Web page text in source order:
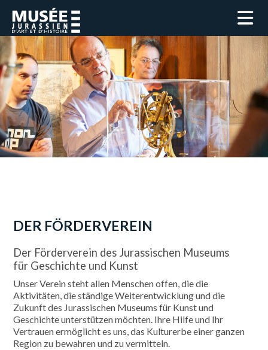
DER FÖRDERVEREIN
Der Förderverein des Jurassischen Museums
für Geschichte und Kunst
Unser Verein steht allen Menschen offen, die die
Aktivitäten, die ständige Weiterentwicklung und die
Zukunft des Jurassischen Museums für Kunst und
Geschichte unterstützen möchten. Ihre Hilfe und Ihr
Vertrauen ermöglicht es uns, das Kulturerbe einer ganzen
Region zu bewahren und zu vermitteln.